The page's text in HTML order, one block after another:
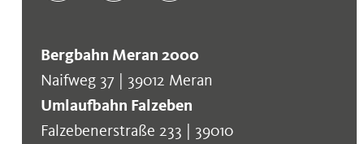
Bergbahn Meran 2000
Naifweg 37 | 39012 Meran
Umlaufbahn Falzeben
Falzebenerstraße 233 | 39010